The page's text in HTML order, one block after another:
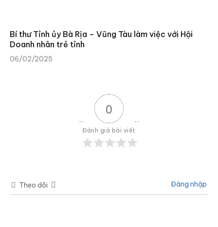
Bí thư Tỉnh ủy Bà Rịa – Vũng Tàu làm việc với Hội
Doanh nhân trẻ tỉnh
06/02/2025
0
Đánh giá bài viết
Theo dõi Đăng nhập